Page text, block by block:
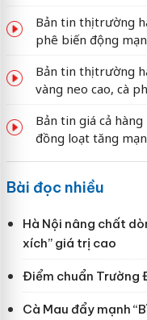
Bản tin thị trường
phê biến động
Bản tin thị trường
vàng neo cao, cà
Bản tin giá cả
đồng loạt tăng
Bài đọc nhiều
Hà Nội nâng chất
xích” giá trị cao
Điểm chuẩn Trường
Cà Mau đẩy mạnh